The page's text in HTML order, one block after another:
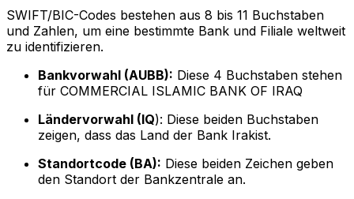
SWIFT/BIC-Codes bestehen aus 8 bis 11 Buchstaben
und Zahlen, um eine bestimmte Bank und Filiale weltweit
zu identifizieren.
Bankvorwahl (AUBB): Diese 4 Buchstaben stehen
für COMMERCIAL ISLAMIC BANK OF IRAQ
Ländervorwahl (IQ): Diese beiden Buchstaben
zeigen, dass das Land der Bank Irakist.
Standortcode (BA): Diese beiden Zeichen geben
den Standort der Bankzentrale an.